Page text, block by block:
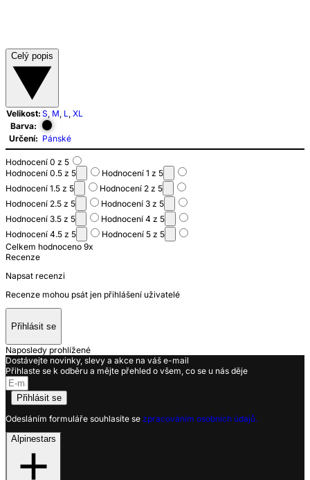
Celý popis
Velikost: S, M, L, XL
Barva:
Určení: Pánské
Hodnocení 0 z 5
Hodnocení 0.5 z 5
Hodnocení 1 z 5
Hodnocení 1.5 z 5
Hodnocení 2 z 5
Hodnocení 2.5 z 5
Hodnocení 3 z 5
Hodnocení 3.5 z 5
Hodnocení 4 z 5
Hodnocení 4.5 z 5
Hodnocení 5 z 5
Celkem hodnoceno 9x
Recenze
Napsat recenzi
Recenze mohou psát jen přihlášení uživatelé
Přihlásit se
Naposledy prohlížené
Dostávejte novinky, slevy a akce na váš e-mail
Přihlaste se k odběru a mějte přehled o všem, co se u nás děje
Přihlásit se
Odesláním formuláře souhlasíte se zpracováním osobních údajů.
Alpinestars